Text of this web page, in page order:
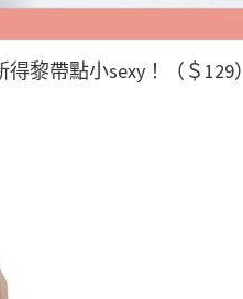
黎帶點小sexy！（＄129）